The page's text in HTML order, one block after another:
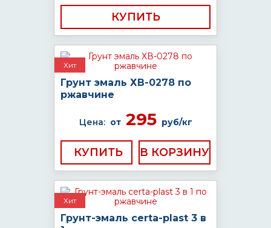
КУПИТЬ
Хит
Грунт эмаль ХВ-0278 по
ржавчине
Цена: от295 руб/кг
КУПИТЬ
Хит
Грунт-эмаль certa-plast 3 в